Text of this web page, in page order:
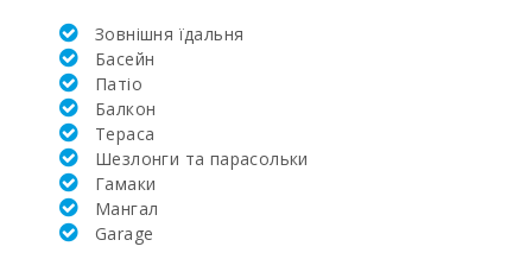
Манакор (км):
Клініка Сон
Еспасесс в
Пальма-де-
Майорка (км):
Щотижневий
базар у Порто-
Колoм
(вівторок) (км):
Зовнішня їдальня
Басейн
Патіо
Балкон
Тераса
Шезлонги та парасольки
Гамаки
Mангал
Garage